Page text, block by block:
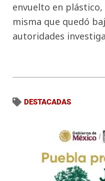
envuelto en
misma que quedó
autoridades
DESTACADAS